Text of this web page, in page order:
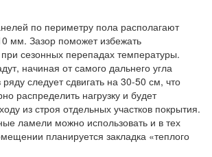
по периметру пола располагают
мм. Зазор поможет избежать
сезонных перепадах температуры.
начиная от самого дальнего угла
следует сдвигать на 30-50 см, что
распределить нагрузку и будет
из строя отдельных участков покрытия.
ламели можно использовать и в тех
планируется закладка «теплого